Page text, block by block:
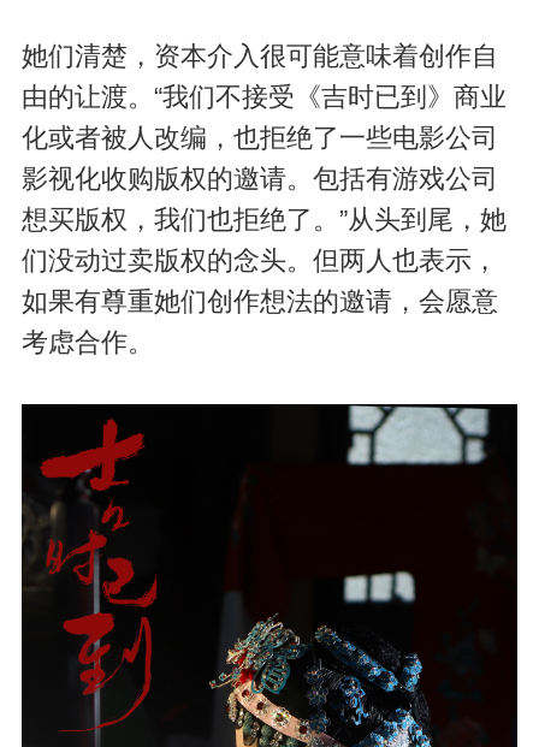
她们清楚，资本介入很可能意味着创作自
由的让渡。“我们不接受《吉时已到》商业
化或者被人改编，也拒绝了一些电影公司
影视化收购版权的邀请。包括有游戏公司
想买版权，我们也拒绝了。”从头到尾，她
们没动过卖版权的念头。但两人也表示，
如果有尊重她们创作想法的邀请，会愿意
考虑合作。